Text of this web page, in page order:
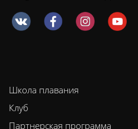
Школа плавания
Клуб
Партнерская программа